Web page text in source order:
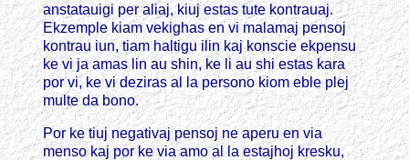
anstatauigi per aliaj, kiuj estas tute kontrauaj.
Ekzemple kiam vekighas en vi malamaj pensoj
kontrau iun, tiam haltigu ilin kaj konscie ekpensu
ke vi ja amas lin au shin, ke li au shi estas kara
por vi, ke vi deziras al la persono kiom eble plej
multe da bono.
Por ke tiuj negativaj pensoj ne aperu en via
menso kaj por ke via amo al la estajhoj kresku,